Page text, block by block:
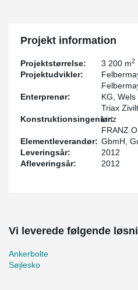
Projekt information
Projektstørrelse: 3 200 m2
Projektudvikler:
Enterprenør:
KG, Wels
Konstruktionsingeniør:
Triax
Linz
Elementleverandør:
FRANZ
GbmH,
Leveringsår:
2012
Afleveringsår:
2012
Vi leverede følgende
Ankerbolte
Søjlesko